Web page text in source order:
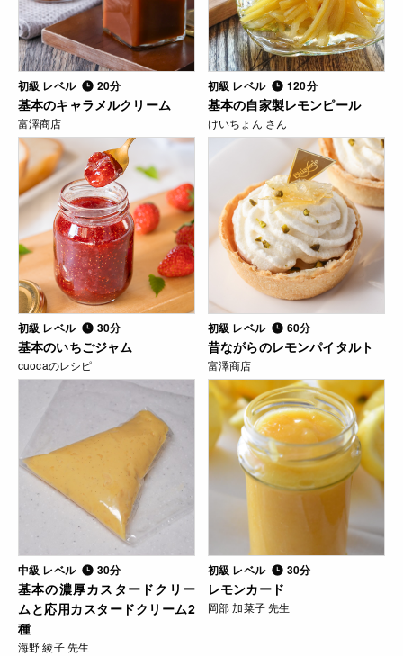
初級 レベル 20分
基本のキャラメルクリーム
富澤商店
初級 レベル 120分
基本の自家製レモンピール
けいちょん さん
初級 レベル 30分
基本のいちごジャム
cuocaのレシピ
初級 レベル 60分
昔ながらのレモンパイタルト
富澤商店
中級 レベル 30分
基本の濃厚カスタードクリー
ムと応用カスタードクリーム2
種
海野 綾子 先生
初級 レベル 30分
レモンカード
岡部 加菜子 先生